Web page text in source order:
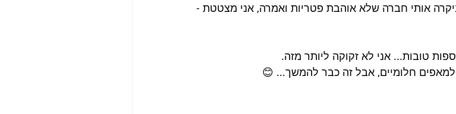
אותי חברה שלא אוהבת פטריות ואמרה, אני מצטטת -
טובות... אני לא זקוקה ליותר מזה.
למאפים חלומיים, אבל זה כבר להמשך... 😊